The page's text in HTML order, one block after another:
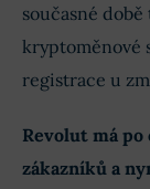
současné
kryptoměnové
registrace u
Revolut má
zákazníků a